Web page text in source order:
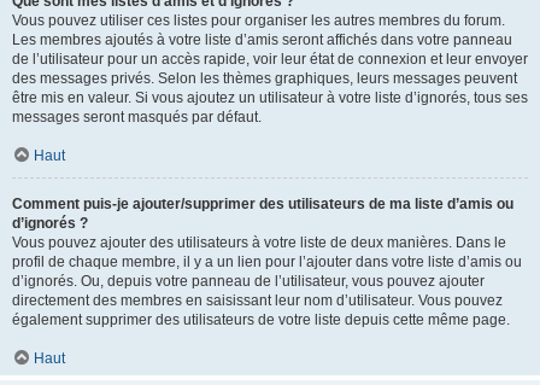
Vous pouvez utiliser ces listes pour organiser les autres membres du forum.
Les membres ajoutés à votre liste d’amis seront affichés dans votre panneau
de l’utilisateur pour un accès rapide, voir leur état de connexion et leur envoyer
des messages privés. Selon les thèmes graphiques, leurs messages peuvent
être mis en valeur. Si vous ajoutez un utilisateur à votre liste d’ignorés, tous ses
messages seront masqués par défaut.
Haut
Comment puis-je ajouter/supprimer des utilisateurs de ma liste d’amis ou
d’ignorés ?
Vous pouvez ajouter des utilisateurs à votre liste de deux manières. Dans le
profil de chaque membre, il y a un lien pour l’ajouter dans votre liste d’amis ou
d’ignorés. Ou, depuis votre panneau de l’utilisateur, vous pouvez ajouter
directement des membres en saisissant leur nom d’utilisateur. Vous pouvez
également supprimer des utilisateurs de votre liste depuis cette même page.
Haut